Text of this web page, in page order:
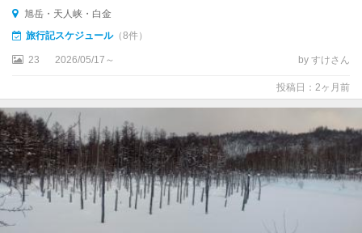
笏
苫
小
千
歳
・
夕
張
旭
旭岳・天人峡・白金
旅行記スケジュール（8件）
23 2026/05/17～ by すけさん
投稿日：2ヶ月前